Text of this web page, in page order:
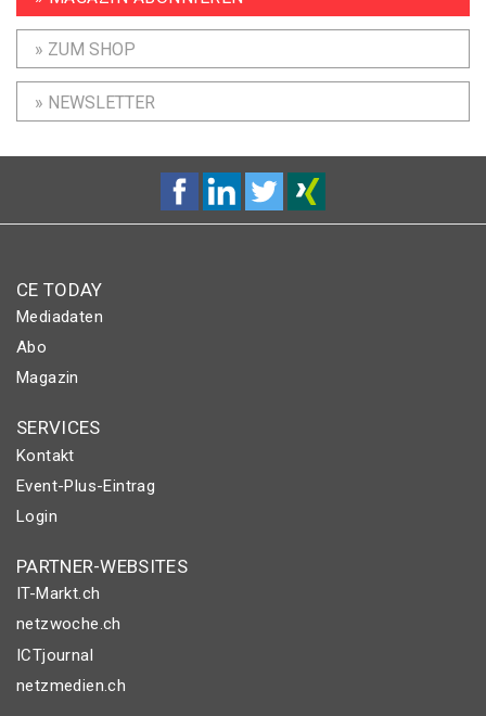
» ZUM SHOP
» NEWSLETTER
CE TODAY
Mediadaten
Abo
Magazin
SERVICES
Kontakt
Event-Plus-Eintrag
Login
PARTNER-WEBSITES
IT-Markt.ch
netzwoche.ch
ICTjournal
netzmedien.ch